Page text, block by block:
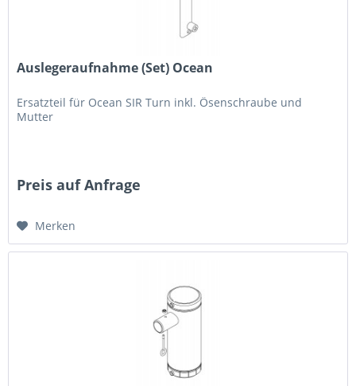
Auslegeraufnahme (Set) Ocean
Ersatzteil für Ocean SIR Turn inkl. Ösenschraube und
Mutter
Preis auf Anfrage
Merken